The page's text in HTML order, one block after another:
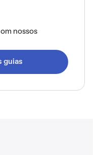
nossos
guias